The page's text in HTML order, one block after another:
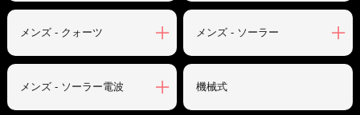
メンズ - クォーツ メンズ - ソーラー
メンズ - ソーラー電波 機械式